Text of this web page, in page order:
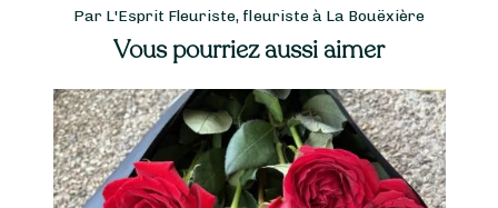
Par L'Esprit Fleuriste, fleuriste à La Bouëxière
Vous pourriez aussi aimer